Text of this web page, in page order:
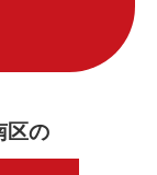
区の